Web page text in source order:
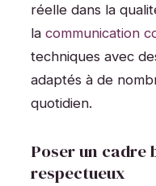
réelle dans la
la communication
techniques avec
adaptés à de
quotidien.
Poser un cadre
respectueux